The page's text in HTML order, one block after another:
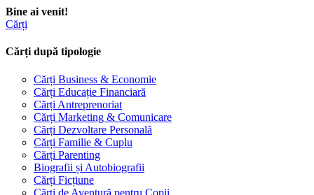
Bine ai venit!
Cărți
Cărți după tipologie
Cărți Business & Economie
Cărți Educație Financiară
Cărți Antreprenoriat
Cărți Marketing & Comunicare
Cărți Dezvoltare Personală
Cărți Familie & Cuplu
Cărți Parenting
Biografii și Autobiografii
Cărți Ficțiune
Cărți de Aventură pentru Copii